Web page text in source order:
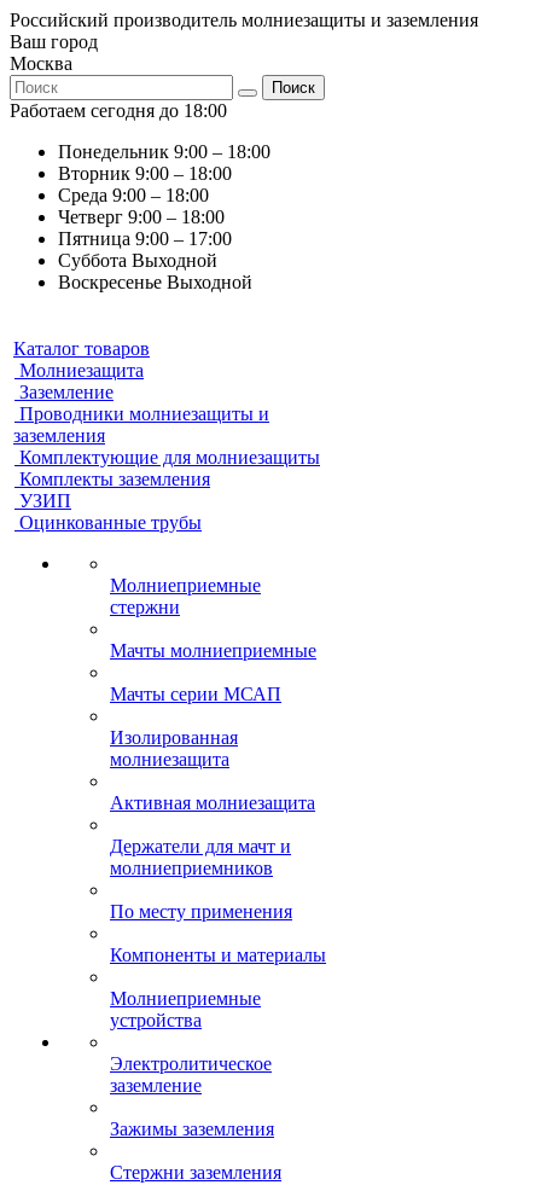
Российский производитель молниезащиты и заземления
Ваш город
Москва
Поиск
Работаем сегодня до 18:00
Понедельник 9:00 – 18:00
Вторник 9:00 – 18:00
Среда 9:00 – 18:00
Четверг 9:00 – 18:00
Пятница 9:00 – 17:00
Суббота Выходной
Воскресенье Выходной
Каталог товаров
Молниезащита
Заземление
Проводники молниезащиты и
заземления
Комплектующие для молниезащиты
Комплекты заземления
УЗИП
Оцинкованные трубы
Молниеприемные
стержни
Мачты молниеприемные
Мачты серии МСАП
Изолированная
молниезащита
Активная молниезащита
Держатели для мачт и
молниеприемников
По месту применения
Компоненты и материалы
Молниеприемные
устройства
Электролитическое
заземление
Зажимы заземления
Стержни заземления